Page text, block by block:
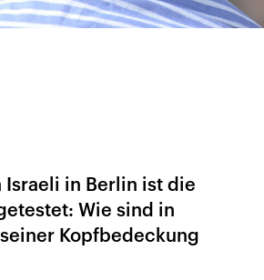
in Berlin ist die
Wie sind in
Kopfbedeckung